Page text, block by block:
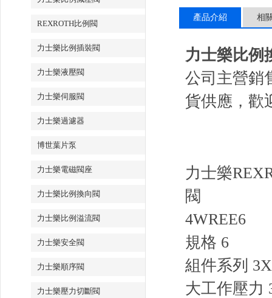
REXROTH比例閥
力士樂比例插裝閥
力士樂液壓閥
力士樂伺服閥
力士樂過濾器
博世葉片泵
力士樂電磁閥座
力士樂比例換向閥
力士樂比例溢流閥
力士樂安全閥
力士樂順序閥
力士樂壓力切斷閥
產品介紹 相
力士樂比例
公司主營銷
貨供應，歡
力士樂
閥
4WREE6
規格 6
組件系列 3X
大工作壓力